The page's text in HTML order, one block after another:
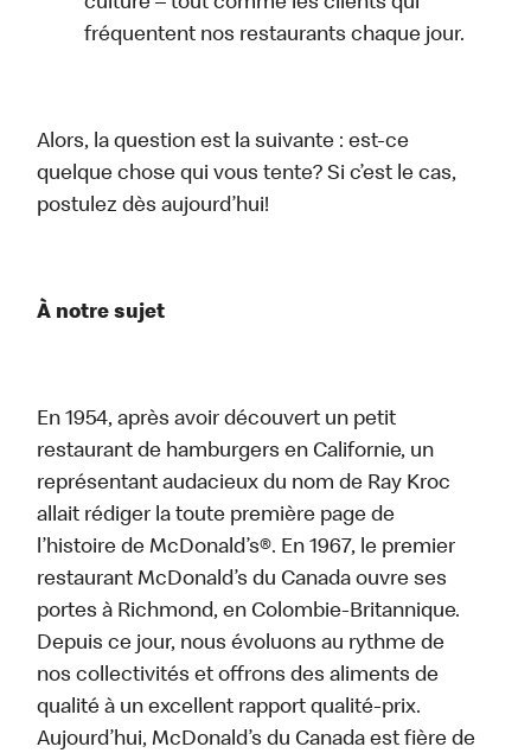
fréquentent nos restaurants chaque jour.
Alors, la question est la suivante : est-ce
quelque chose qui vous tente? Si c’est le cas,
postulez dès aujourd’hui!
À notre sujet
En 1954, après avoir découvert un petit
restaurant de hamburgers en Californie, un
représentant audacieux du nom de Ray Kroc
allait rédiger la toute première page de
l’histoire de McDonald’s®. En 1967, le premier
restaurant McDonald’s du Canada ouvre ses
portes à Richmond, en Colombie-Britannique.
Depuis ce jour, nous évoluons au rythme de
nos collectivités et offrons des aliments de
qualité à un excellent rapport qualité-prix.
Aujourd’hui, McDonald’s du Canada est fière de